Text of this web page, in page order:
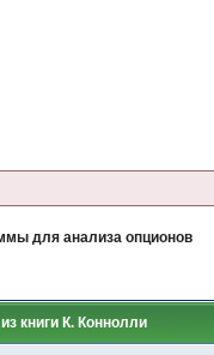
для анализа опционов
книги К. Коннолли